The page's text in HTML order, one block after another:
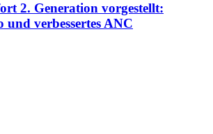
2. Generation vorgestellt:
und verbessertes ANC